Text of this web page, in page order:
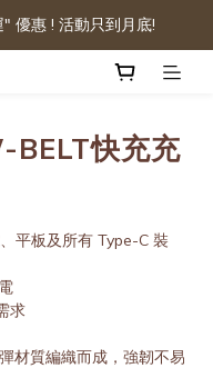
優惠 ! 活動只到月底!
快充充
平板及所有 Type-C 裝
求
質編織而成，強韌不易